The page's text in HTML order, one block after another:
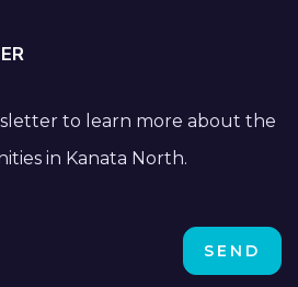
to learn more about the
in Kanata North.